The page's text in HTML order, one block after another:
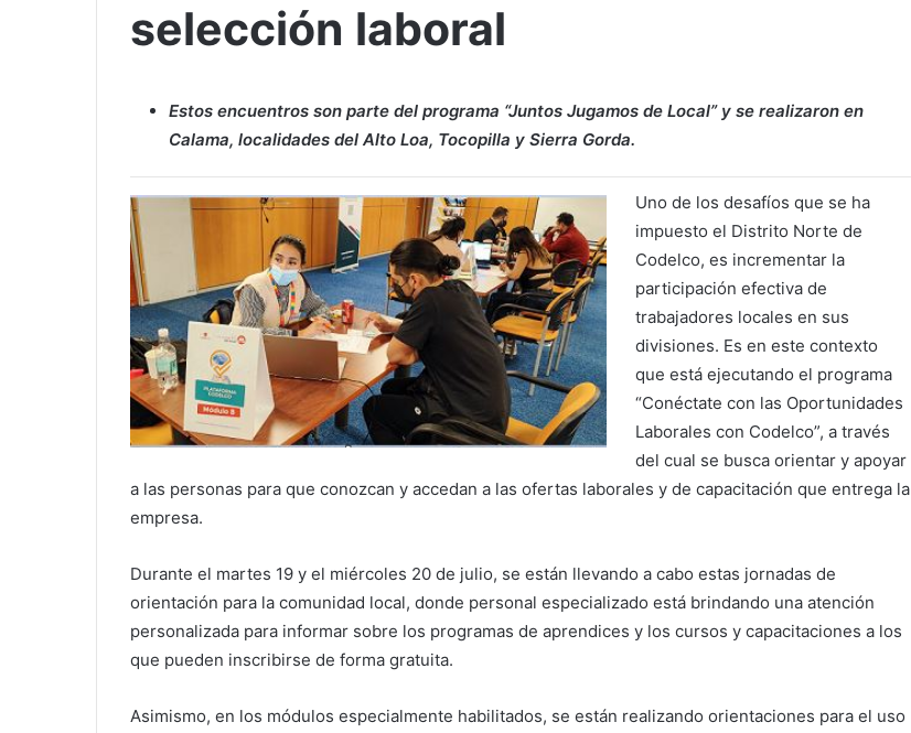
selección laboral
Estos encuentros son parte del programa “Juntos Jugamos de Local” y se realizaron en
Calama, localidades del Alto Loa, Tocopilla y Sierra Gorda.
Uno de los desafíos que se ha
impuesto el Distrito Norte de
Codelco, es incrementar la
participación efectiva de
trabajadores locales en sus
divisiones. Es en este contexto
que está ejecutando el programa
“Conéctate con las Oportunidades
Laborales con Codelco”, a través
del cual se busca orientar y apoyar
a las personas para que conozcan y accedan a las ofertas laborales y de capacitación que entrega la
empresa.
Durante el martes 19 y el miércoles 20 de julio, se están llevando a cabo estas jornadas de
orientación para la comunidad local, donde personal especializado está brindando una atención
personalizada para informar sobre los programas de aprendices y los cursos y capacitaciones a los
que pueden inscribirse de forma gratuita.
Asimismo, en los módulos especialmente habilitados, se están realizando orientaciones para el uso